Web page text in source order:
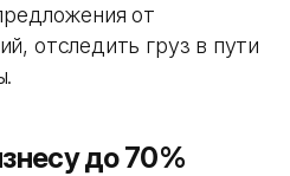
от
отследить груз в пути
до 70%